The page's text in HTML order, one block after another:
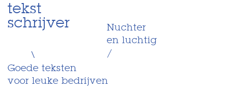
tekst
schrijver
\
Nuchter
en luchtig
/
Goede teksten
voor leuke bedrijven